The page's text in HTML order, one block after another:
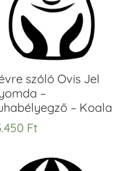
szóló Ovis Jel
–
– Koala
Ft